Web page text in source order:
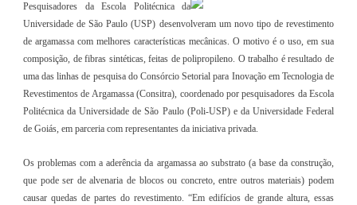
Pesquisadores da Escola Politécnica da
Universidade de São Paulo (USP) desenvolveram um novo tipo de revestimento
de argamassa com melhores características mecânicas. O motivo é o uso, em sua
composição, de fibras sintéticas, feitas de polipropileno. O trabalho é resultado de
uma das linhas de pesquisa do Consórcio Setorial para Inovação em Tecnologia de
Revestimentos de Argamassa (Consitra), coordenado por pesquisadores da Escola
Politécnica da Universidade de São Paulo (Poli-USP) e da Universidade Federal
de Goiás, em parceria com representantes da iniciativa privada.
Os problemas com a aderência da argamassa ao substrato (a base da construção,
que pode ser de alvenaria de blocos ou concreto, entre outros materiais) podem
causar quedas de partes do revestimento. “Em edifícios de grande altura, essas